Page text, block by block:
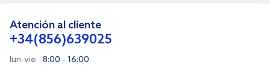
Atención al cliente
+34(856)639025
lun-vie 8:00 - 16:00